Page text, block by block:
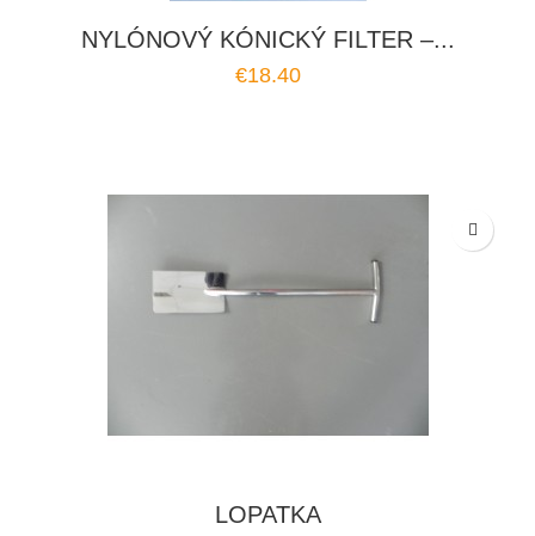
NYLÓNOVÝ KÓNICKÝ FILTER –...
€18.40
LOPATKA